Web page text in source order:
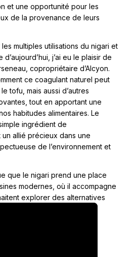
et une opportunité pour les
de la provenance de leurs
multiples utilisations du nigari et
j’ai eu le plaisir de
copropriétaire d’Alcyon.
ce coagulant naturel peut
tofu, mais aussi d’autres
tout en apportant une
habitudes alimentaires. Le
ingrédient de
allié précieux dans une
de l’environnement et
que le nigari prend une place
modernes, où il accompagne
explorer des alternatives